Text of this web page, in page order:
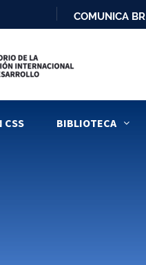
COMUNICA BR
CSS BIBLIOTECA